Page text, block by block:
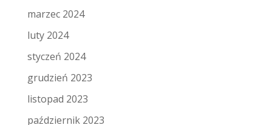
marzec 2024
luty 2024
styczeń 2024
grudzień 2023
listopad 2023
październik 2023